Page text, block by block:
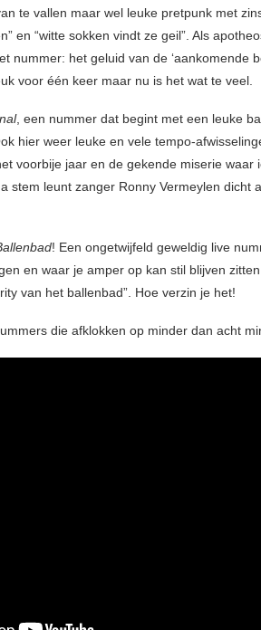
te vallen maar wel leuke pretpunk met
en “witte sokken vindt ze geil”. Als
nummer: het geluid van de ‘aankomende
voor één keer maar nu is het wat te veel.
, een nummer dat begint met een leuke
hier weer leuke en vele tempo-
voorbije jaar en de gekende miserie waar
stem leunt zanger Ronny Vermeylen dicht
! Een ongetwijfeld geweldig live
en waar je amper op kan stil blijven
van het ballenbad”. Hoe verzin je het!
die afklokken op minder dan acht